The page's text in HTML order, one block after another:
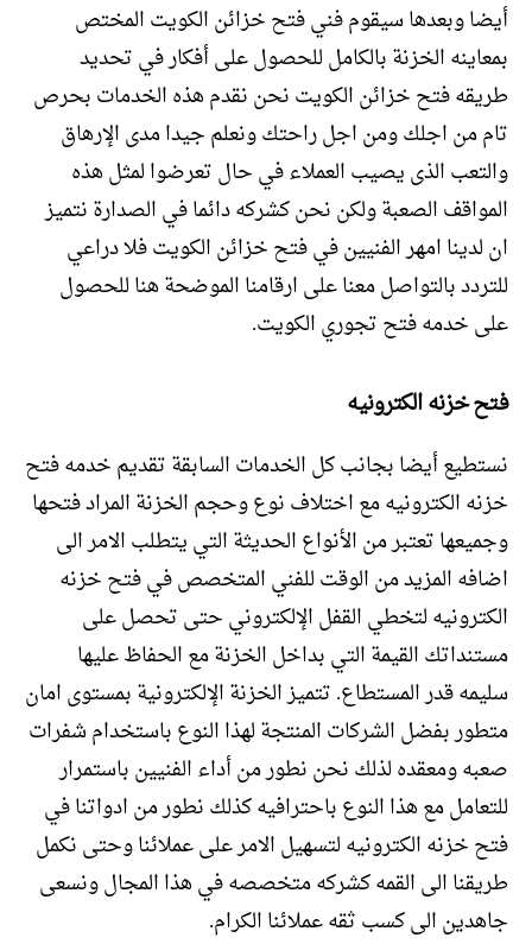
أيضا وبعدها سيقوم فني فتح خزائن الكويت المختص
بمعاينه الخزنة بالكامل للحصول على أفكار في تحديد
طريقه فتح خزائن الكويت نحن نقدم هذه الخدمات بحرص
تام من اجلك ومن اجل راحتك ونعلم جيدا مدى الإرهاق
والتعب الذى يصيب العملاء في حال تعرضوا لمثل هذه
المواقف الصعبة ولكن نحن كشركه دائما في الصدارة نتميز
ان لدينا امهر الفنيين في فتح خزائن الكويت فلا دراعي
للتردد بالتواصل معنا على ارقامنا الموضحة هنا للحصول
على خدمه فتح تجوري الكويت.
فتح خزنه الكترونيه
نستطيع أيضا بجانب كل الخدمات السابقة تقديم خدمه فتح
خزنه الكترونيه مع اختلاف نوع وحجم الخزنة المراد فتحها
وجميعها تعتبر من الأنواع الحديثة التي يتطلب الامر الى
اضافه المزيد من الوقت للفني المتخصص في فتح خزنه
الكترونيه لتخطي القفل الإلكتروني حتى تحصل على
مستنداتك القيمة التي بداخل الخزنة مع الحفاظ عليها
سليمه قدر المستطاع. تتميز الخزنة الإلكترونية بمستوى امان
متطور بفضل الشركات المنتجة لهذا النوع باستخدام شفرات
صعبه ومعقده لذلك نحن نطور من أداء الفنيين باستمرار
للتعامل مع هذا النوع باحترافيه كذلك نطور من ادواتنا في
فتح خزنه الكترونيه لتسهيل الامر على عملائنا وحتى نكمل
طريقنا الى القمه كشركه متخصصه في هذا المجال ونسعى
جاهدين الى كسب ثقه عملائنا الكرام.